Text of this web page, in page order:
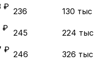
₽ 236 130 тыс
₽ 245 224 тыс
₽ 246 326 тыс